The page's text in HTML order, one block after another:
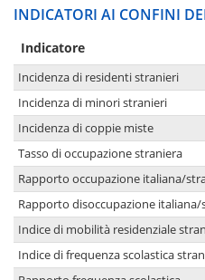
INDICATORI AI CONFINI
Indicatore
Incidenza di residenti stranieri
Incidenza di minori stranieri
Incidenza di coppie miste
Tasso di occupazione straniera
Rapporto occupazione italiana/
Rapporto disoccupazione
Indice di mobilità residenziale
Indice di frequenza scolastica